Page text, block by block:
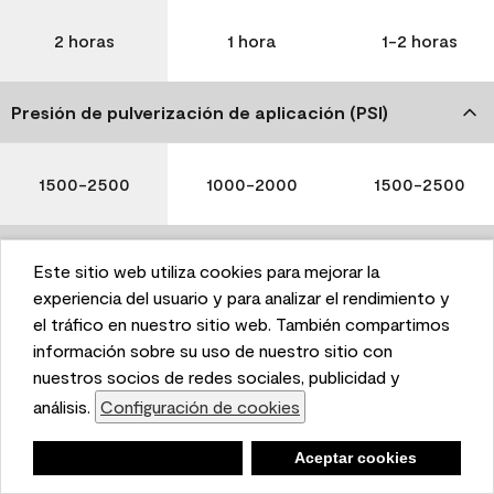
This website uses cookies to enhance user experience
and to analyze performance and traffic on our website.
We also share information about your use of our site
with our social media, advertising, and analytics
partners. Cookie Settings
Accept Cookies
Este sitio web utiliza cookies para mejorar la
experiencia del usuario y para analizar el rendimiento y
el tráfico en nuestro sitio web. También compartimos
información sobre su uso de nuestro sitio con
nuestros socios de redes sociales, publicidad y
análisis. Configuración de cookies
Aceptar cookies
2 horas 1 hora 1-2 horas
Presión de pulverización de aplicación (PSI)
1500-2500 1000-2000 1500-2500
Agua y jabón Agua y jabón Agua y jabón